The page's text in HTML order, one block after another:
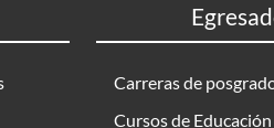
Carreras de
Cursos de Educación